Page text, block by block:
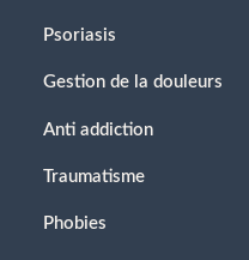
Psoriasis
Gestion de la douleurs
Anti addiction
Traumatisme
Phobies